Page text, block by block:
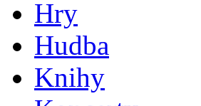
Hry
Hudba
Knihy